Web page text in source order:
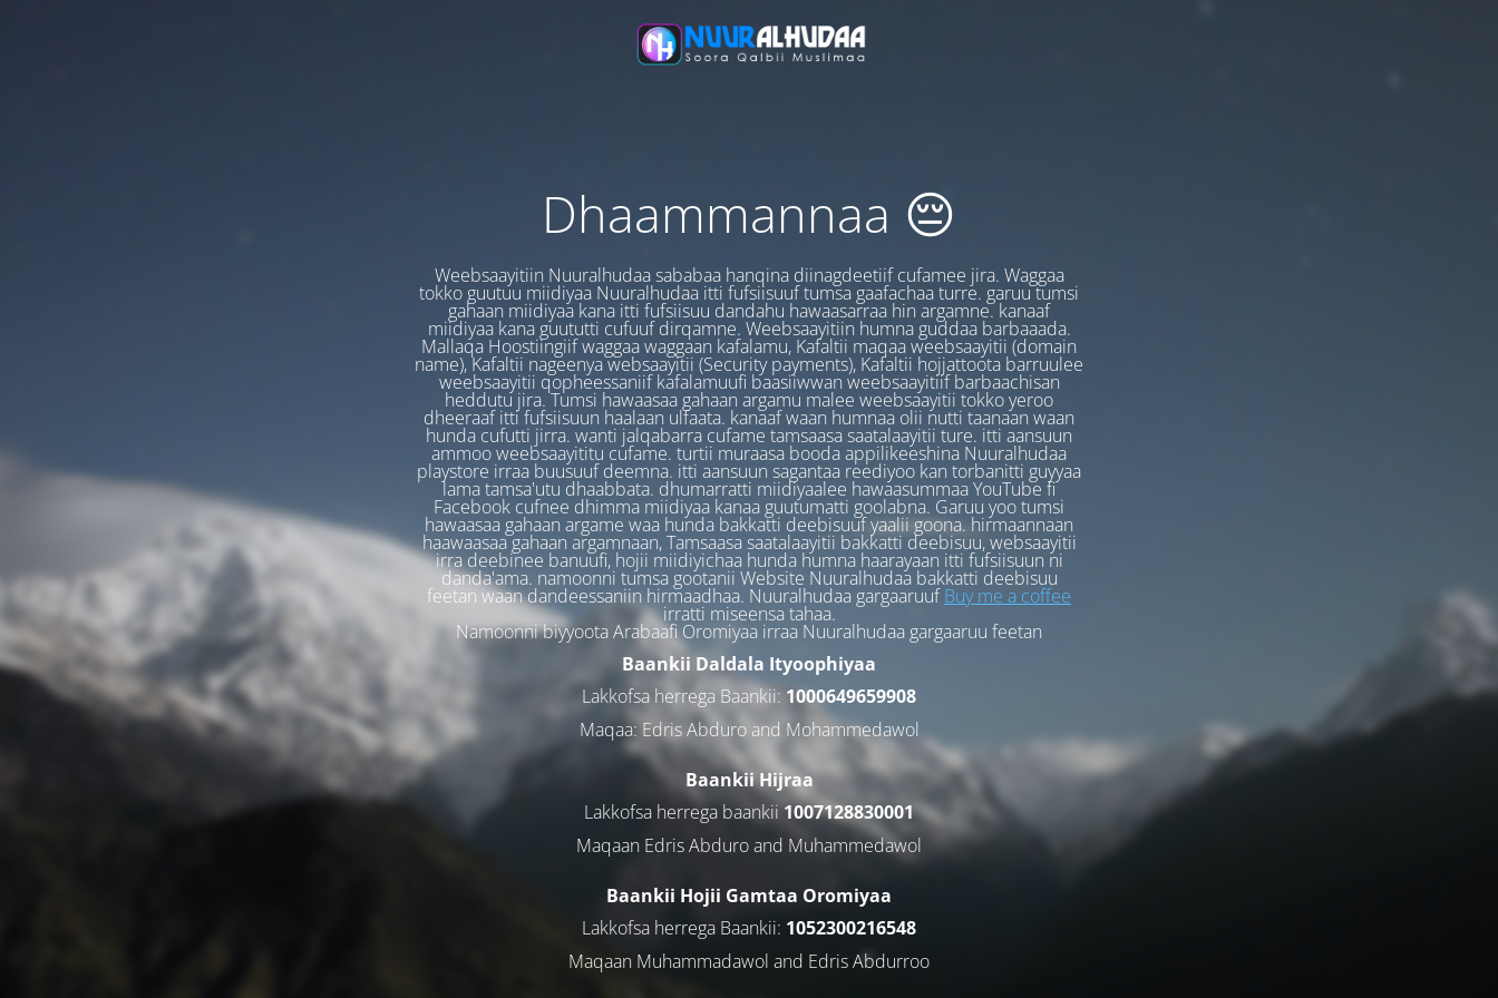
Dhaammannaa 😔
Weebsaayitiin Nuuralhudaa sababaa hanqina diinagdeetiif cufamee jira. Waggaa
tokko guutuu miidiyaa Nuuralhudaa itti fufsiisuuf tumsa gaafachaa turre. garuu tumsi
gahaan miidiyaa kana itti fufsiisuu dandahu hawaasarraa hin argamne. kanaaf
miidiyaa kana guututti cufuuf dirqamne. Weebsaayitiin humna guddaa barbaaada.
Mallaqa Hoostiingiif waggaa waggaan kafalamu, Kafaltii maqaa weebsaayitii (domain
name), Kafaltii nageenya websaayitii (Security payments), Kafaltii hojjattoota barruulee
weebsaayitii qopheessaniif kafalamuufi baasiiwwan weebsaayitiif barbaachisan
heddutu jira. Tumsi hawaasaa gahaan argamu malee weebsaayitii tokko yeroo
dheeraaf itti fufsiisuun haalaan ulfaata. kanaaf waan humnaa olii nutti taanaan waan
hunda cufutti jirra. wanti jalqabarra cufame tamsaasa saatalaayitii ture. itti aansuun
ammoo weebsaayititu cufame. turtii muraasa booda appilikeeshina Nuuralhudaa
playstore irraa buusuuf deemna. itti aansuun sagantaa reediyoo kan torbanitti guyyaa
lama tamsa'utu dhaabbata. dhumarratti miidiyaalee hawaasummaa YouTube fi
Facebook cufnee dhimma miidiyaa kanaa guutumatti goolabna. Garuu yoo tumsi
hawaasaa gahaan argame waa hunda bakkatti deebisuuf yaalii goona. hirmaannaan
haawaasaa gahaan argamnaan, Tamsaasa saatalaayitii bakkatti deebisuu, websaayitii
irra deebinee banuufi, hojii miidiyichaa hunda humna haarayaan itti fufsiisuun ni
danda'ama. namoonni tumsa gootanii Website Nuuralhudaa bakkatti deebisuu
feetan waan dandeessaniin hirmaadhaa. Nuuralhudaa gargaaruufBuy me a coffee
irratti miseensa tahaa.
Namoonni biyyoota Arabaafi Oromiyaa irraa Nuuralhudaa gargaaruu feetan
Baankii Daldala Ityoophiyaa
Lakkofsa herrega Baankii: 1000649659908
Maqaa: Edris Abduro and Mohammedawol
Baankii Hijraa
Lakkofsa herrega baankii 1007128830001
Maqaan Edris Abduro and Muhammedawol
Baankii Hojii Gamtaa Oromiyaa
Lakkofsa herrega Baankii: 1052300216548
Maqaan Muhammadawol and Edris Abdurroo